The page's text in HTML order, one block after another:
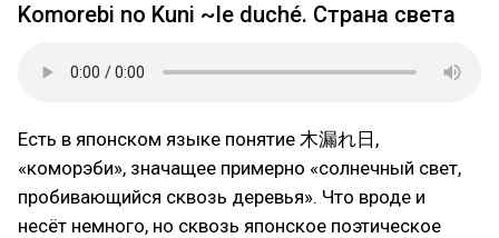
Komorebi no Kuni ~le duché. Страна света
Есть в японском языке понятие 木漏れ日,
«коморэби», значащее примерно «солнечный свет,
пробивающийся сквозь деревья». Что вроде и
несёт немного, но сквозь японское поэтическое